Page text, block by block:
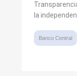
la
Banco Central